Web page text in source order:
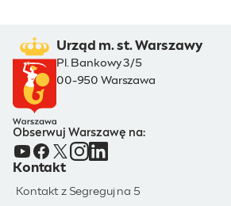
Urząd m. st. Warszawy
Pl. Bankowy 3/5
00-950 Warszawa
Obserwuj Warszawę na:
Kontakt
Kontakt z Segreguj na 5